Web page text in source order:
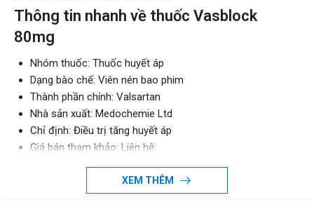
Thông tin nhanh về thuốc Vasblock
80mg
Nhóm thuốc: Thuốc huyết áp
Dạng bào chế: Viên nén bao phim
Thành phần chính: Valsartan
Nhà sản xuất: Medochemie Ltd
Chỉ định: Điều trị tăng huyết áp
Giá bán tham khảo: Liên hệ:
Hotline: 0971.899.466
Zalo: 090.179.6388XEM THÊM